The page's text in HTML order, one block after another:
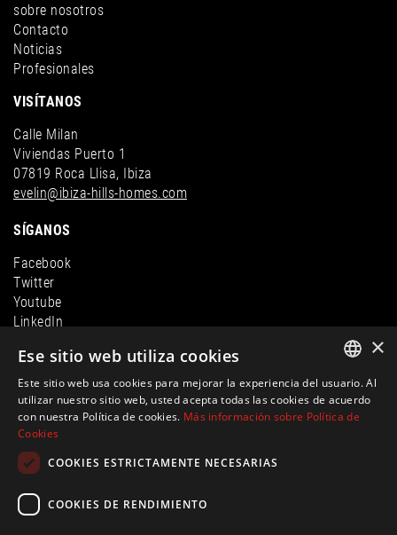
sobre nosotros
Contacto
Noticias
Profesionales
VISÍTANOS
Calle Milan
Viviendas Puerto 1
07819 Roca Llisa, Ibiza
evelin@ibiza-hills-homes.com
SÍGANOS
Facebook
Twitter
Youtube
LinkedIn
© Ibiza Hills Homes S.L., Calle Milan, Viviendas Puerto 1, 07819
ENGLISH
SPANISH
×
Ese sitio web utiliza cookies
Este sitio web usa cookies para mejorar la experiencia del usuario. Al
utilizar nuestro sitio web, usted acepta todas las cookies de acuerdo
con nuestra Política de cookies. Más información sobre Política de
Cookies
COOKIES ESTRICTAMENTE NECESARIAS
COOKIES DE RENDIMIENTO